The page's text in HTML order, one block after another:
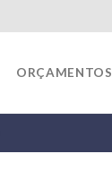
ORÇAMENTOS